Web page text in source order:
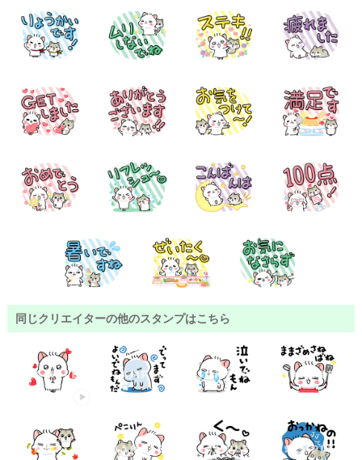
同じクリエイターの他のスタンプはこちら